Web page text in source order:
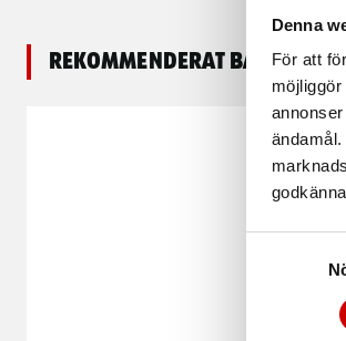
Denna
För att
Rekommenderat baserat